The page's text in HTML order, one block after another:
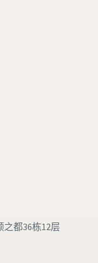
都36栋12层